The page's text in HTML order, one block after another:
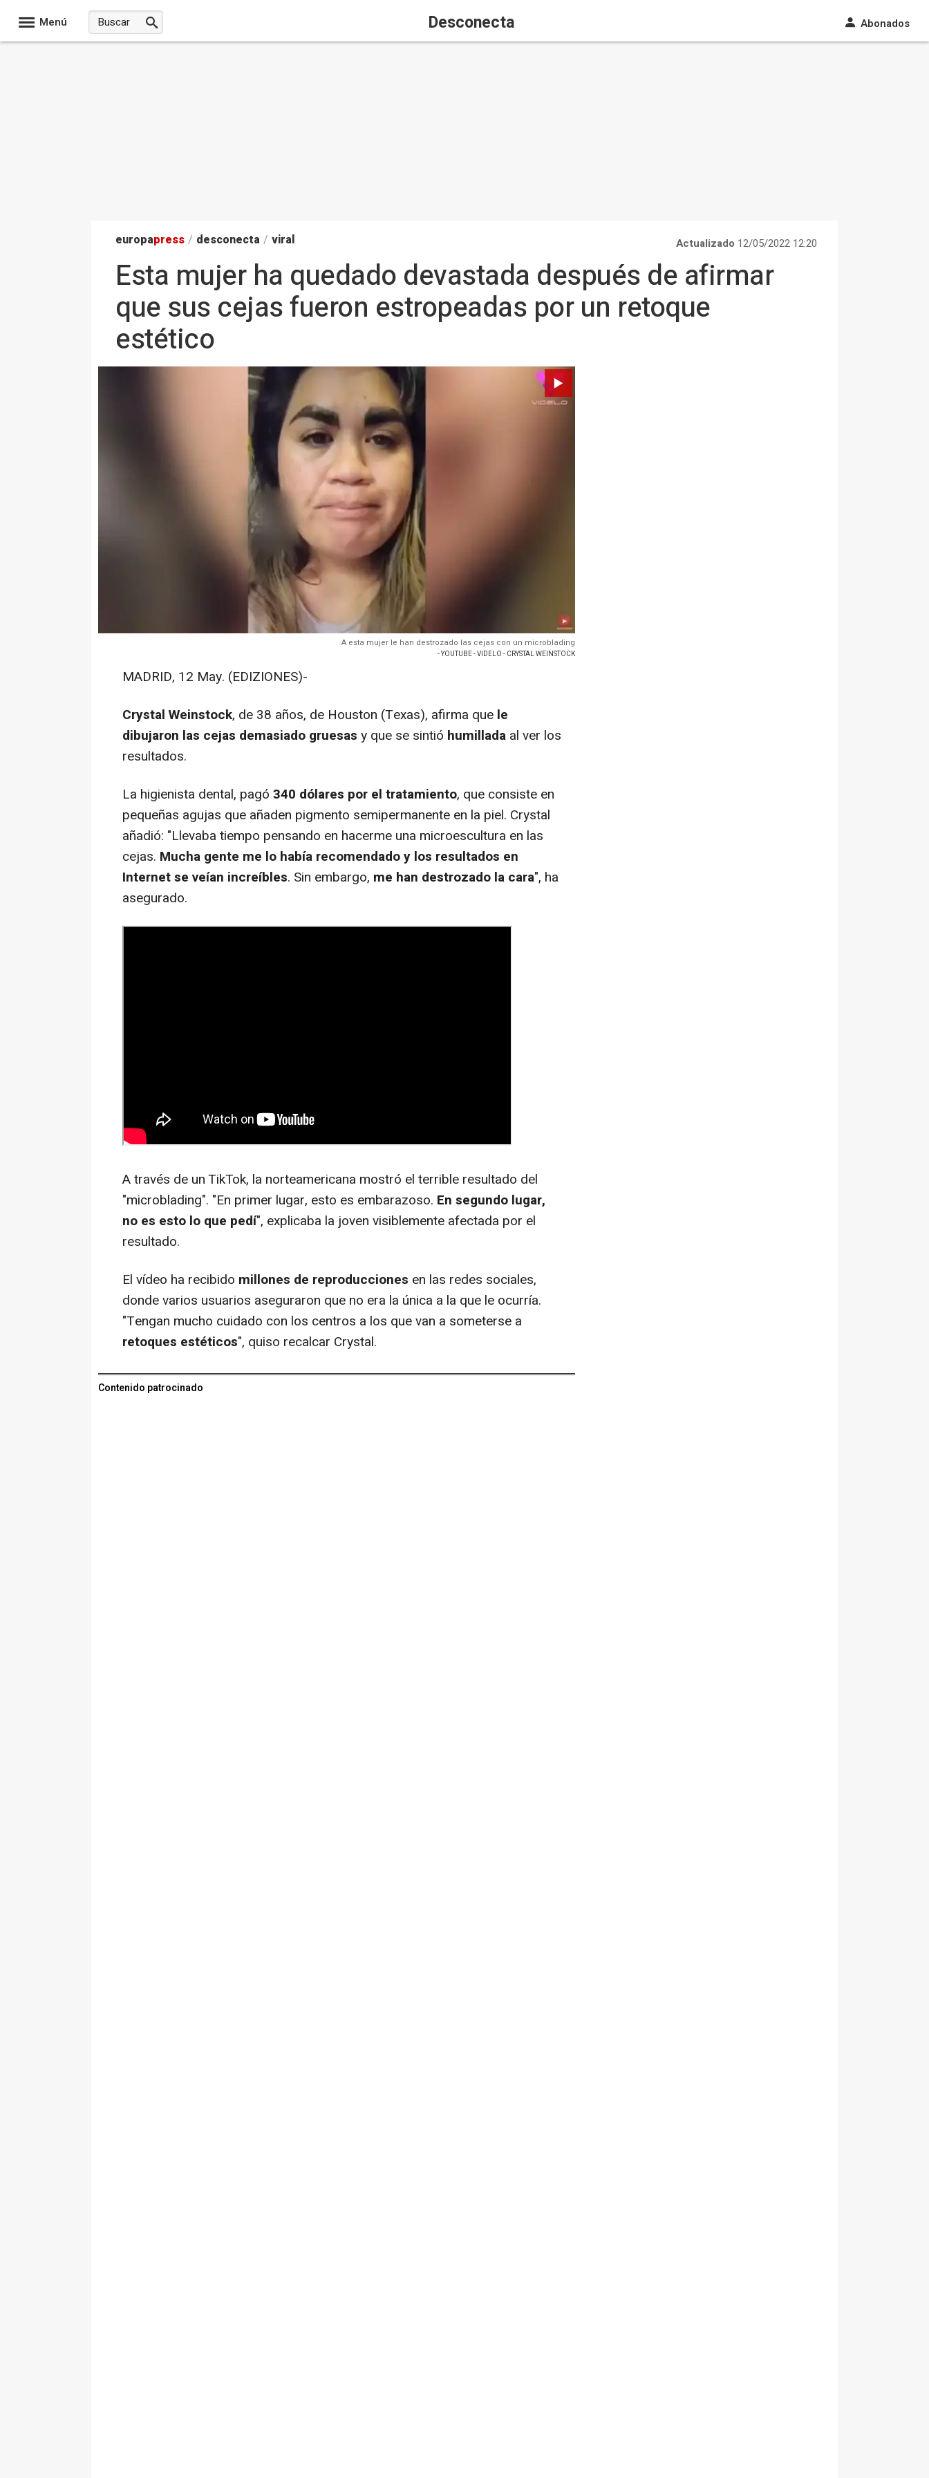
Menú Desconecta Abonados
europapress / desconecta / viral Actualizado 12/05/2022 12:20
Esta mujer ha quedado devastada después de afirmar
que sus cejas fueron estropeadas por un retoque
estético
A esta mujer le han destrozado las cejas con un microblading
- YOUTUBE - VIDELO - CRYSTAL WEINSTOCK
MADRID, 12 May. (EDIZIONES)-
Crystal Weinstock, de 38 años, de Houston (Texas), afirma que le
dibujaron las cejas demasiado gruesas y que se sintió humillada al ver los
resultados.
La higienista dental, pagó 340 dólares por el tratamiento, que consiste en
pequeñas agujas que añaden pigmento semipermanente en la piel. Crystal
añadió: "Llevaba tiempo pensando en hacerme una microescultura en las
cejas. Mucha gente me lo había recomendado y los resultados en
Internet se veían increíbles. Sin embargo, me han destrozado la cara", ha
asegurado.
A través de un TikTok, la norteamericana mostró el terrible resultado del
"microblading". "En primer lugar, esto es embarazoso. En segundo lugar,
no es esto lo que pedí", explicaba la joven visiblemente afectada por el
resultado.
El vídeo ha recibido millones de reproducciones en las redes sociales,
donde varios usuarios aseguraron que no era la única a la que le ocurría.
"Tengan mucho cuidado con los centros a los que van a someterse a
retoques estéticos", quiso recalcar Crystal.
Contenido patrocinado